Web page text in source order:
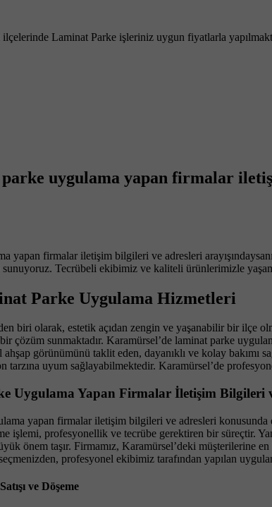
Laminat Parke işleriniz uygun fiyatlarla
uygulama yapan firmalar
yapan firmalar iletişim bilgileri ve adresleri
Tecrübeli ekibimiz ve kaliteli ürünlerimizle
Parke Uygulama Hizmetleri
biri olarak, estetik açıdan zengin ve yaşanabilir bir ilçe
çözüm sunmaktadır. Karamürsel’de laminat parke
görünümünü taklit eden, dayanıklı ve kolay
tarzına uyum sağlayabilmektedir. Karamürsel’de
Uygulama Yapan Firmalar İletişim Bilgileri
yapan firmalar iletişim bilgileri ve adresleri
işlemi, profesyonellik ve tecrübe gerektiren bir süreçtir.
önem taşır. Firmamız, Karamürsel’deki müşterilerine
profesyonel ekibimiz tarafından yapılan
ve Döşeme